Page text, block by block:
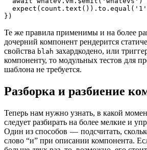
})
Те же правила применимы и на более
дочерний компонент рендерится
свойства blah захардкодено, или
компоненту, то модульных тестов для
шаблона не требуется.
Разборка и разбиение
Теперь нам нужно узнать, в какой
следует разбирать на более мелкие и
Один из способов — подсчитать,
слово “и” при описании компонента.